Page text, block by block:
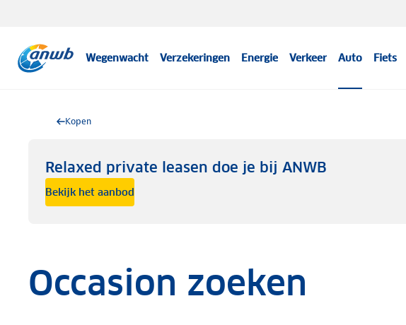
Wegenwacht Verzekeringen Energie Verkeer Auto Fiets
Kopen
Relaxed private leasen doe je bij ANWB
Bekijk het aanbod
Occasion zoeken